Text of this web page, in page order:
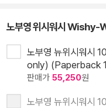
노부영 위시워시 Wishy-
노부영 뉴위시워시
only) (Paperback
판매가 55,250원
노부영 뉴위시워시